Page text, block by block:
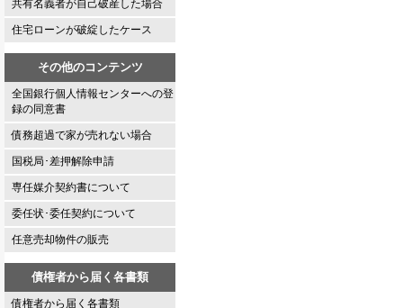
共有名義者が自己破産した場合
住宅ローンが破綻したケース
その他のコンテンツ
全国銀行個人情報センターへの登
録の同意書
債務超過で家が売れない場合
国税局･差押解除申請
専任媒介契約書について
委任状･委任契約について
任意売却物件の販売
債権者から届く各書類
債権者から届く各書類